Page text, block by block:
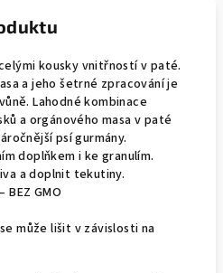
kousky vnitřností v paté.
a jeho šetrné zpracování je
Lahodné kombinace
a orgánového masa v paté
psí gurmány.
doplňkem i ke granulím.
a doplnit tekutiny.
BEZ GMO
může lišit v závislosti na